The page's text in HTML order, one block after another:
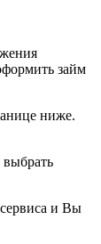
займ
ниже.
и Вы